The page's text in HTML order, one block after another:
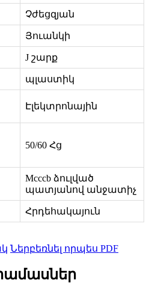
Չժեցզյան
Յուանկի
J շարք
պլաստիկ
Էլեկտրոնային
50/60 Հց
Mcccb ձուլված
պատյանով անջատիչ
Հրդեհակայուն
Ներբեռնել որպես PDF